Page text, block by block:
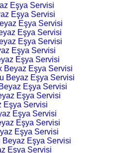
Eşya Servisi
Eşya Servisi
Eşya Servisi
Eşya Servisi
Eşya Servisi
Eşya Servisi
Eşya Servisi
Beyaz Eşya Servisi
Beyaz Eşya Servisi
Eşya Servisi
Eşya Servisi
Eşya Servisi
Eşya Servisi
Eşya Servisi
Eşya Servisi
Beyaz Eşya Servisi
Eşya Servisi